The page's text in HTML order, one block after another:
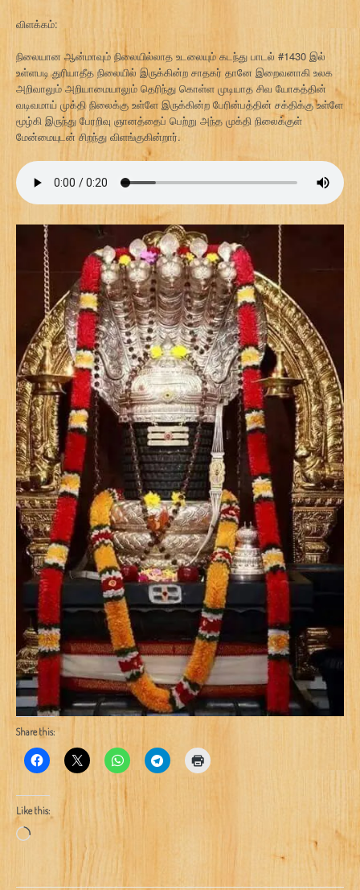
விளக்கம்:
நிலையான ஆன்மாவும் நிலையில்லாத உடலையும் கடந்து பாடல் #1430 இல்
உள்ளபடி துரியாதீத நிலையில் இருக்கின்ற சாதகர் தானே இறைவனாகி உலக
அறிவாலும் அறியாமையாலும் தெரிந்து கொள்ள முடியாத சிவ யோகத்தின்
வடிவமாய் முக்தி நிலைக்கு உள்ளே இருக்கின்ற பேரின்பத்தின் சக்திக்கு உள்ளே
மூழ்கி இருந்து பேரறிவு ஞானத்தைப் பெற்று அந்த முக்தி நிலைக்குள்
மேன்மையுடன் சிறந்து விளங்குகின்றார்.
Share this:
Like this:
Loading…